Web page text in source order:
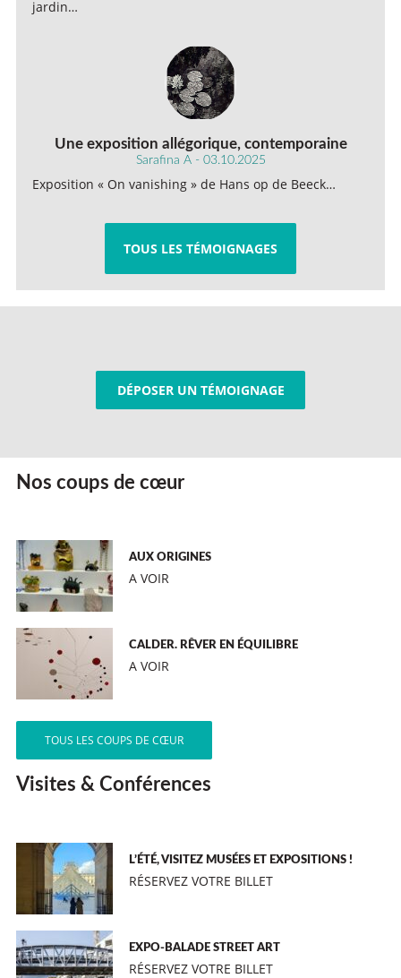
jardin…
Une exposition allégorique, contemporaine
Sarafina A - 03.10.2025
Exposition « On vanishing » de Hans op de Beeck…
TOUS LES TÉMOIGNAGES
DÉPOSER UN TÉMOIGNAGE
Nos coups de cœur
AUX ORIGINES
A VOIR
CALDER. RÊVER EN ÉQUILIBRE
A VOIR
TOUS LES COUPS DE CŒUR
Visites & Conférences
L’ÉTÉ, VISITEZ MUSÉES ET EXPOSITIONS !
RÉSERVEZ VOTRE BILLET
EXPO-BALADE STREET ART
RÉSERVEZ VOTRE BILLET